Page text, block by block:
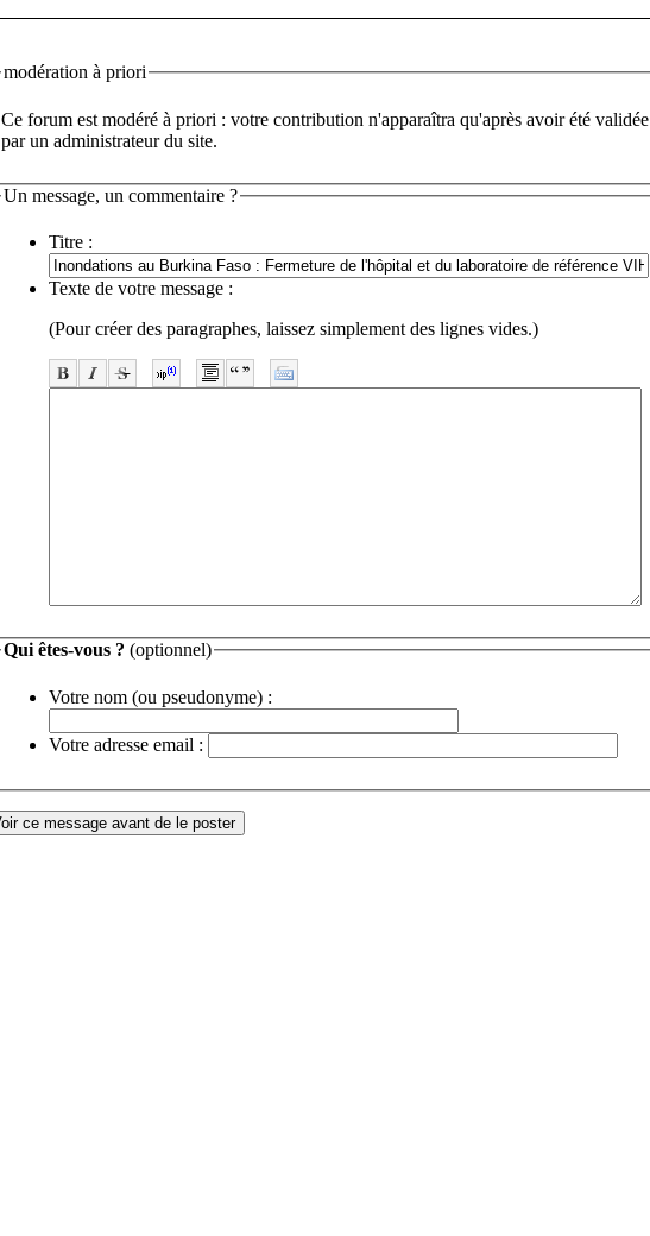
modération à priori
Ce forum est modéré à priori : votre contribution n'apparaîtra qu'après avoir été validée
par un administrateur du site.
Un message, un commentaire ?
Titre :
Texte de votre message :
(Pour créer des paragraphes, laissez simplement des lignes vides.)
-
-
-
-
-
-
-
-
-
Qui êtes-vous ? (optionnel)
Votre nom (ou pseudonyme) :
Votre adresse email :